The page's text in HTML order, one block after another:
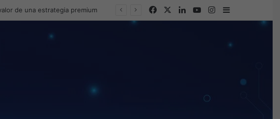
de una estrategia premium FacebookLinkedInYouTubeInstagram
Barra lateral